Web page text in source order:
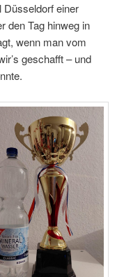
Düsseldorf einer
den Tag hinweg in
wenn man vom
geschafft – und